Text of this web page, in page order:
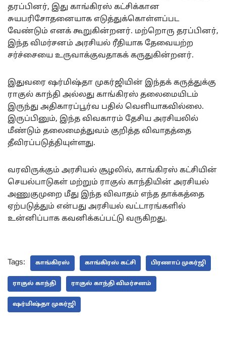
தரப்பினர், இது காங்கிரஸ் கட்சிக்கான
சுயபரிசோதனையாக எடுத்துக்கொள்ளப்பட
வேண்டும் எனக் கூறுகின்றனர். மற்றொரு தரப்பினர்,
இந்த விமர்சனம் அரசியல் ரீதியாக தேவையற்ற
சர்ச்சையை உருவாக்குவதாகக் கருதுகின்றனர்.
இதுவரை ஷர்மிஷ்தா முகர்ஜியின் இந்தக் கருத்துக்கு
ராகுல் காந்தி அல்லது காங்கிரஸ் தலைமையிடம்
இருந்து அதிகாரப்பூர்வ பதில் வெளியாகவில்லை.
இருப்பினும், இந்த விவகாரம் தேசிய அரசியலில்
மீண்டும் தலைமைத்துவம் குறித்த விவாதத்தை
தீவிரப்படுத்தியுள்ளது.
வரவிருக்கும் அரசியல் சூழலில், காங்கிரஸ் கட்சியின்
செயல்பாடுகள் மற்றும் ராகுல் காந்தியின் அரசியல்
அணுகுமுறை மீது இந்த விவாதம் எந்த தாக்கத்தை
ஏற்படுத்தும் என்பது அரசியல் வட்டாரங்களில்
உன்னிப்பாக கவனிக்கப்பட்டு வருகிறது.
Tags: காங்கிரஸ் காங்கிரஸ் கட்சி பிரணாப் முகர்ஜி
ராகுல் காந்தி ராகுல் காந்தி விமர்சனம்
ஷர்மிஷ்தா முகர்ஜி